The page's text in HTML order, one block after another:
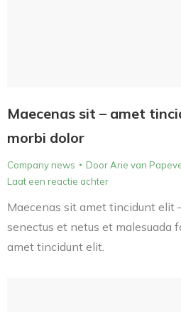
Maecenas sit – amet
morbi dolor
Company news DoorArie van
Laat een reactie achter
Maecenas sit amet tincidunt elit
senectus et netus et malesuada
amet tincidunt elit.